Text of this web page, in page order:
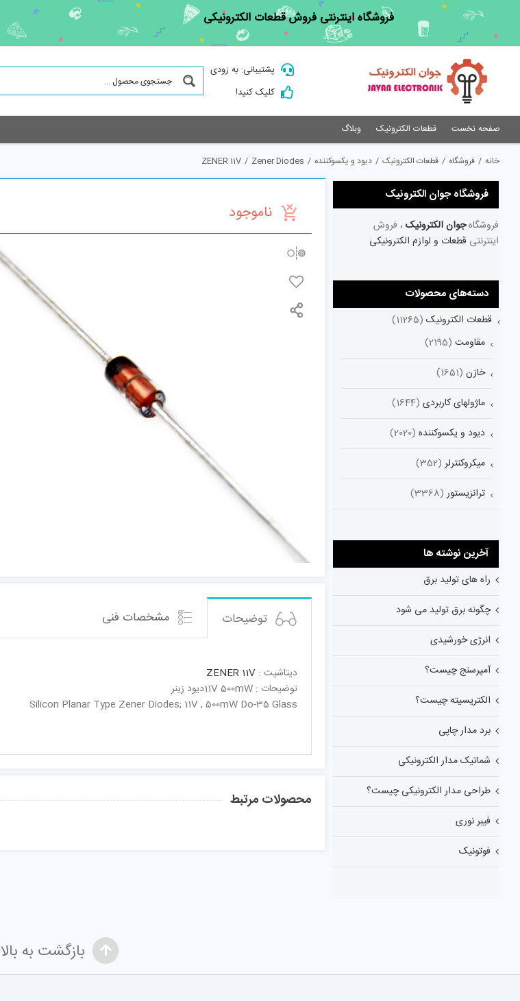
content
فروشگاه اینترنتی فروش قطعات الکترونیکی
پشتیبانی: به زودی
کلیک کنید!
صفحه نخست قطعات الکترونیک وبلاگ
خانه / فروشگاه / قطعات الکترونیک / دیود و یکسوکننده /
Zener Diodes
/
ZENER 11V
ناموجود
توضیحات مشخصات فنی
دیتاشیت : ZENER 11V
توضیحات : 11V 500mWدیود زینر
Silicon Planar Type Zener Diodes; 11V , 500mW Do-35 Glass
محصولات مرتبط
فروشگاه جوان الکترونیک
فروشگاهجوان الکترونیک ، فروش
اینترنتی قطعات و لوازم الکترونیکی
دسته‌های محصولات
قطعات الکترونیک (11265)
مقاومت (2195)
خازن (1651)
ماژولهای کاربردی (1644)
دیود و یکسوکننده (2020)
میکروکنترلر (352)
ترانزیستور (3368)
آخرین نوشته ها
راه های تولید برق
چگونه برق تولید می شود
انرژی خورشیدی
آمپرسنج چیست؟
الکتریسیته چیست؟
برد مدار چاپی
شماتیک مدار الکترونیکی
طراحی مدار الکترونیکی چیست؟
فیبر نوری
فوتونیک
بازگشت به بالا